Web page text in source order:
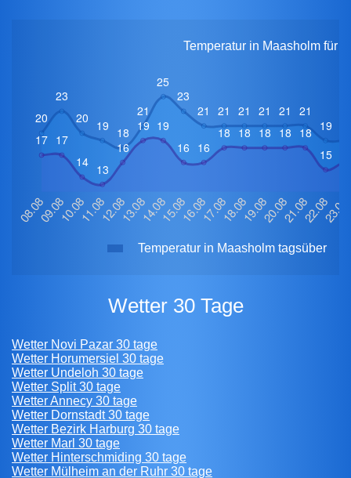
Temperatur in Maasholm für
Temperatur in Maasholm tagsüber
Wetter 30 Tage
Wetter Novi Pazar 30 tage
Wetter Horumersiel 30 tage
Wetter Undeloh 30 tage
Wetter Split 30 tage
Wetter Annecy 30 tage
Wetter Dornstadt 30 tage
Wetter Bezirk Harburg 30 tage
Wetter Marl 30 tage
Wetter Hinterschmiding 30 tage
Wetter Mülheim an der Ruhr 30 tage